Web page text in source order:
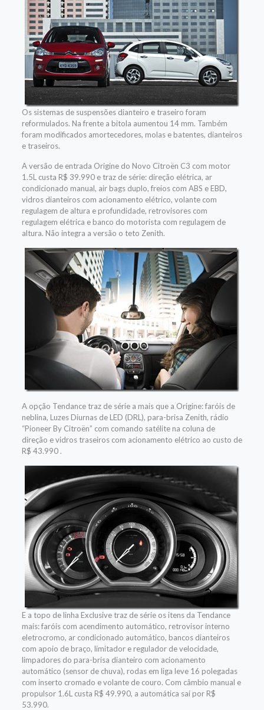
Os sistemas de suspensões dianteiro e traseiro foram
reformulados. Na frente a bitola aumentou 14 mm. Também
foram modificados amortecedores, molas e batentes, dianteiros
e traseiros.
A versão de entrada Origine do Novo Citroën C3 com motor
1.5L custa R$ 39.990 e traz de série: direção elétrica, ar
condicionado manual, air bags duplo, freios com ABS e EBD,
vidros dianteiros com acionamento elétrico, volante com
regulagem de altura e profundidade, retrovisores com
regulagem elétrica e banco do motorista com regulagem de
altura. Não integra a versão o teto Zenith.
A opção Tendance traz de série a mais que a Origine: faróis de
neblina, Luzes Diurnas de LED (DRL), para-brisa Zenith, rádio
“Pioneer By Citroën” com comando satélite na coluna de
direção e vidros traseiros com acionamento elétrico ao custo de
R$ 43.990 .
E a topo de linha Exclusive traz de série os itens da Tendance
mais: faróis com acendimento automático, retrovisor interno
eletrocromo, ar condicionado automático, bancos dianteiros
com apoio de braço, limitador e regulador de velocidade,
limpadores do para-brisa dianteiro com acionamento
automático (sensor de chuva), rodas em liga leve 16 polegadas
com inserto cromado e volante de couro. Com câmbio manual e
propulsor 1.6L custa R$ 49.990, a automática sai por R$
53.990.